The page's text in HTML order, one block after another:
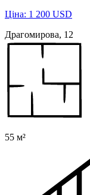
Ціна: 1 200 USD
Драгомирова, 12
55 м²